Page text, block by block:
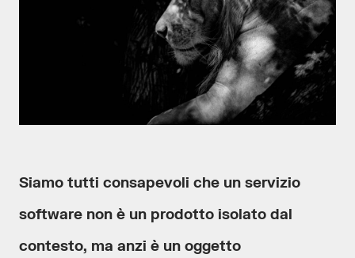
Siamo tutti consapevoli che un servizio
software non è un prodotto isolato dal
contesto, ma anzi è un oggetto